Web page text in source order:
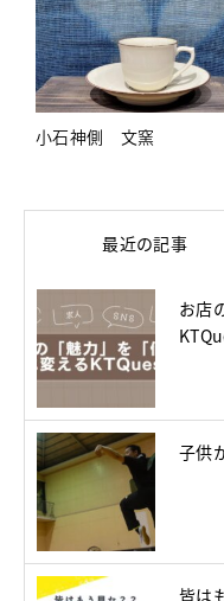
小石神側 文窯
最近の記事
お店
子供
皆は